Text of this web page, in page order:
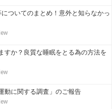
ついてのまとめ！意外と知らなかっ
すか？良質な睡眠をとる為の方法を
動に関する調査」のご報告